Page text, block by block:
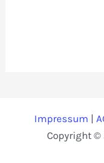
Impressum |
Copyright ©